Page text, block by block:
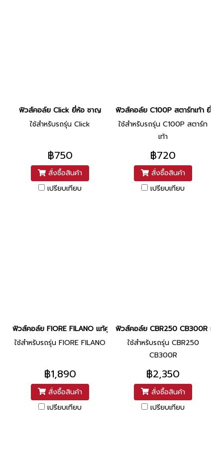
ฟิวส์คอล์ย Click ยี่ห้อ ชาญ
ใช้สำหรับรถรุ่น Click
฿750
สั่งซื้อสินค้า
เปรียบเทียบ
ฟิวส์คอล์ย C100P สตาร์ทเท้า ยี่ห้
ใช้สำหรับรถรุ่น C100P สตาร์ท
เท้า
฿720
สั่งซื้อสินค้า
เปรียบเทียบ
ฟิวส์คอล์ย FIORE FILANO แท้ศูนย์ ยี่ห้อ Yamaha (52B-H1410-00)
ใช้สำหรับรถรุ่น FIORE FILANO
฿1,890
สั่งซื้อสินค้า
เปรียบเทียบ
ฟิวส์คอล์ย CBR250 CB300R แท้
ใช้สำหรับรถรุ่น CBR250
CB300R
฿2,350
สั่งซื้อสินค้า
เปรียบเทียบ